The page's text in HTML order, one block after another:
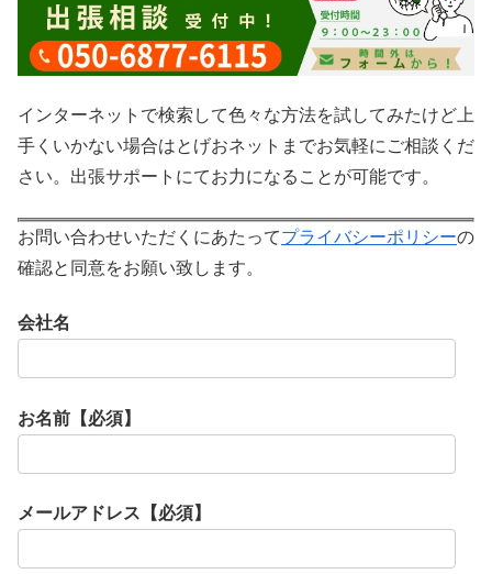
インターネットで検索して色々な方法を試してみたけど上
手くいかない場合はとげおネットまでお気軽にご相談くだ
さい。出張サポートにてお力になることが可能です。
お問い合わせいただくにあたってプライバシーポリシーの
確認と同意をお願い致します。
会社名
お名前【必須】
メールアドレス【必須】